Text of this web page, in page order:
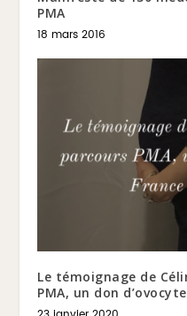
PMA
18 mars 2016
Le témoignage de
PMA, un don